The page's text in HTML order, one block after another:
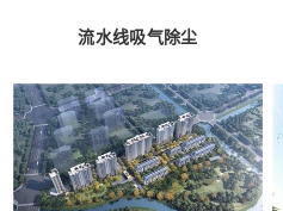
流水线吸气除尘